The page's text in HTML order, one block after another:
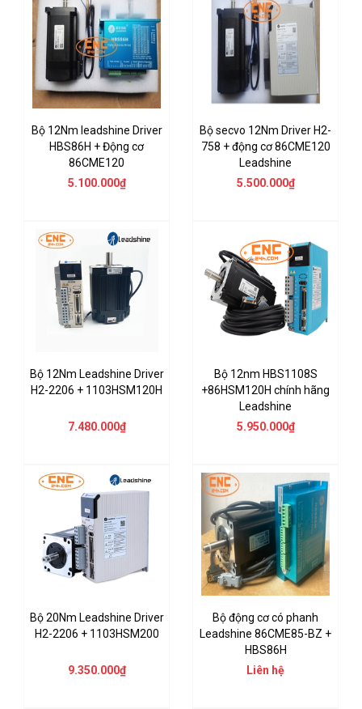
Bộ 12Nm leadshine Driver
HBS86H + Động cơ
86CME120
5.100.000₫
Bộ secvo 12Nm Driver H2-
758 + động cơ 86CME120
Leadshine
5.500.000₫
Bộ 12Nm Leadshine Driver
H2-2206 + 1103HSM120H
7.480.000₫
Bộ 12nm HBS1108S
+86HSM120H chính hãng
Leadshine
5.950.000₫
Bộ 20Nm Leadshine Driver
H2-2206 + 1103HSM200
9.350.000₫
Bộ động cơ có phanh
Leadshine 86CME85-BZ +
HBS86H
Liên hệ